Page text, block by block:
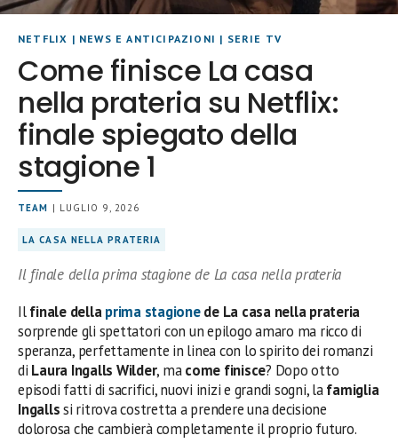
NETFLIX | NEWS E ANTICIPAZIONI | SERIE TV
Come finisce La casa
nella prateria su Netflix:
finale spiegato della
stagione 1
TEAM | LUGLIO 9, 2026
LA CASA NELLA PRATERIA
Il finale della prima stagione de La casa nella prateria
Ilfinale dellaprima stagionede La casa nella prateria
sorprende gli spettatori con un epilogo amaro ma ricco di
speranza, perfettamente in linea con lo spirito dei romanzi
di Laura Ingalls Wilder, macome finisce? Dopo otto
episodi fatti di sacrifici, nuovi inizi e grandi sogni, lafamiglia
Ingallssi ritrova costretta a prendere una decisione
dolorosa che cambierà completamente il proprio futuro.